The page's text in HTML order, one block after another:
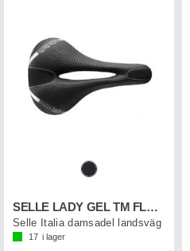
SELLE LADY GEL TM FLOW
Selle Italia damsadel landsväg
17 i lager